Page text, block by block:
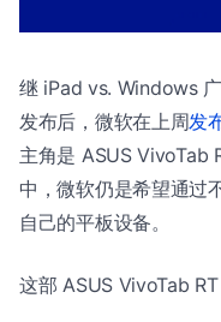
继 iPad vs. Windows
发布后，微软在上周发
主角是 ASUS VivoTab
中，微软仍是希望通过
自己的平板设备。
这部 ASUS VivoTab